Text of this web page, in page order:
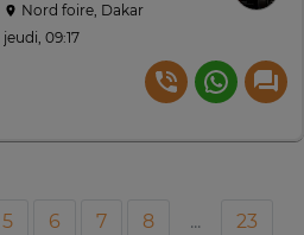
Nord foire, Dakar
jeudi, 09:17
5 6 7 8 ...
23